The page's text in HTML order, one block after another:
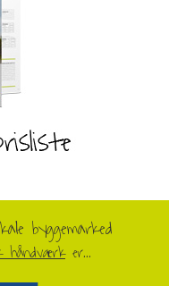
byggemarked
håndværker...